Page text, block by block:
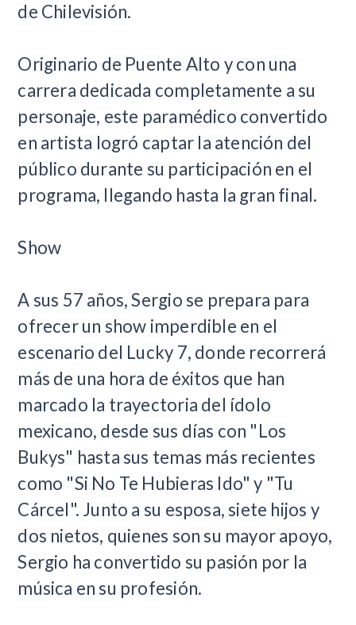
de Chilevisión.
Originario de Puente Alto y con una
carrera dedicada completamente a su
personaje, este paramédico convertido
en artista logró captar la atención del
público durante su participación en el
programa, llegando hasta la gran final.
Show
A sus 57 años, Sergio se prepara para
ofrecer un show imperdible en el
escenario del Lucky 7, donde recorrerá
más de una hora de éxitos que han
marcado la trayectoria del ídolo
mexicano, desde sus días con "Los
Bukys" hasta sus temas más recientes
como "Si No Te Hubieras Ido" y "Tu
Cárcel". Junto a su esposa, siete hijos y
dos nietos, quienes son su mayor apoyo,
Sergio ha convertido su pasión por la
música en su profesión.